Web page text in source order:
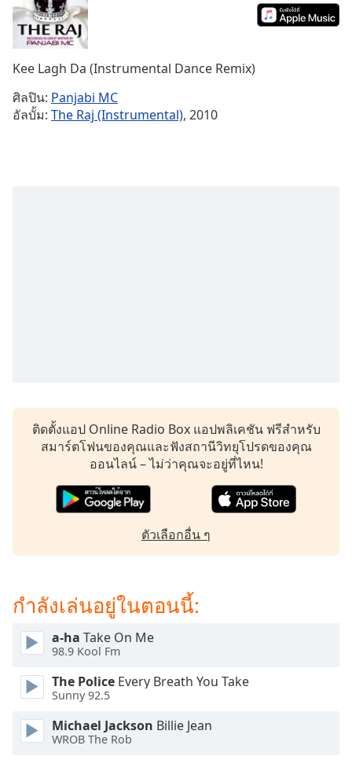
Time -
Playback
Chapters
subtitles
off,
selected
Fullscreen
window.
Beginning
window.
Escape
Kee Lagh Da (Instrumental Dance Remix)
ศิลปิน: Panjabi MC
อัลบั้ม: The Raj (Instrumental), 2010
ติดตั้งแอป Online Radio Box แอปพลิเคชัน ฟรีสำหรับ
สมาร์ตโฟนของคุณและฟังสถานีวิทยุโปรดของคุณ
ออนไลน์ – ไม่ว่าคุณจะอยู่ที่ไหน!
ตัวเลือกอื่น ๆ
กำลังเล่นอยู่ในตอนนี้:
a-ha Take On Me
98.9 Kool Fm
The Police Every Breath You Take
Sunny 92.5
Michael Jackson Billie Jean
WROB The Rob